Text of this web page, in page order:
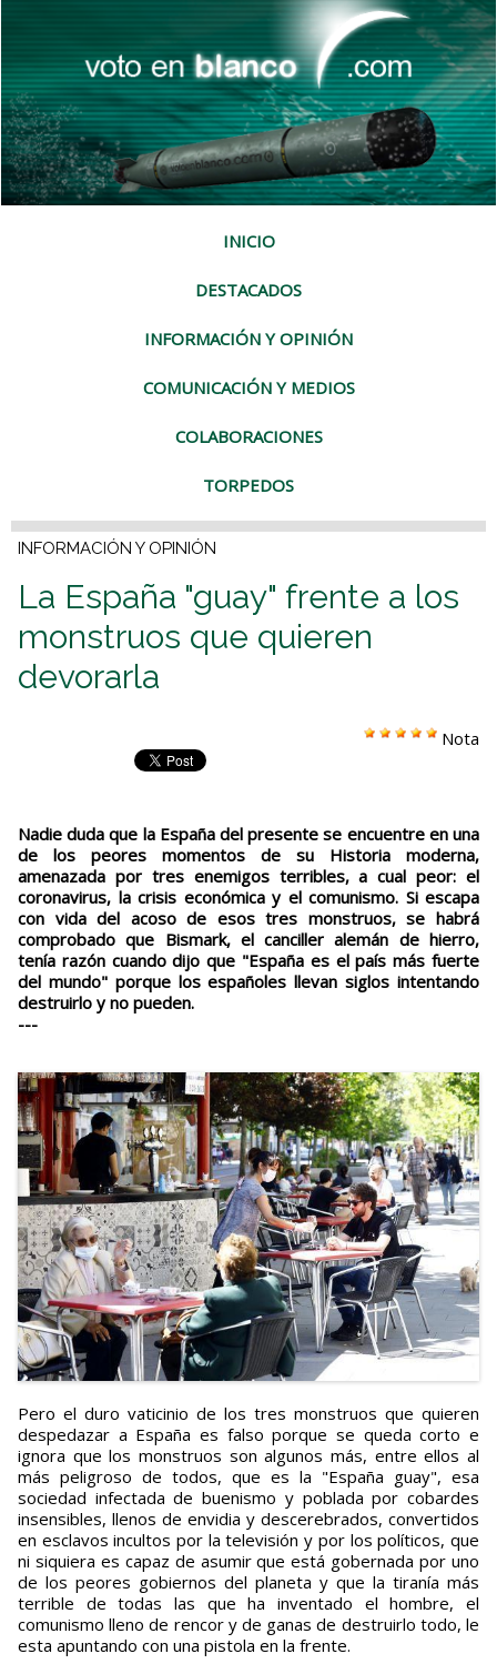
INICIO
DESTACADOS
INFORMACIÓN Y OPINIÓN
COMUNICACIÓN Y MEDIOS
COLABORACIONES
TORPEDOS
INFORMACIÓN Y OPINIÓN
La España "guay" frente a los
monstruos que quieren
devorarla
Nota
Nadie duda que la España del presente se encuentre en una
de los peores momentos de su Historia moderna,
amenazada por tres enemigos terribles, a cual peor: el
coronavirus, la crisis económica y el comunismo. Si escapa
con vida del acoso de esos tres monstruos, se habrá
comprobado que Bismark, el canciller alemán de hierro,
tenía razón cuando dijo que "España es el país más fuerte
del mundo" porque los españoles llevan siglos intentando
destruirlo y no pueden.
---
Pero el duro vaticinio de los tres monstruos que quieren
despedazar a España es falso porque se queda corto e
ignora que los monstruos son algunos más, entre ellos al
más peligroso de todos, que es la "España guay", esa
sociedad infectada de buenismo y poblada por cobardes
insensibles, llenos de envidia y descerebrados, convertidos
en esclavos incultos por la televisión y por los políticos, que
ni siquiera es capaz de asumir que está gobernada por uno
de los peores gobiernos del planeta y que la tiranía más
terrible de todas las que ha inventado el hombre, el
comunismo lleno de rencor y de ganas de destruirlo todo, le
esta apuntando con una pistola en la frente.